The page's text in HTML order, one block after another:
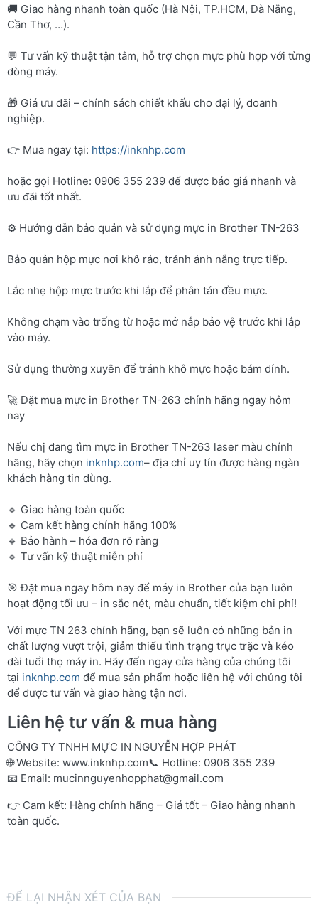
🚚 Giao hàng nhanh toàn quốc (Hà Nội, TP.HCM, Đà Nẵng,
Cần Thơ, …).
💬 Tư vấn kỹ thuật tận tâm, hỗ trợ chọn mực phù hợp với từng
dòng máy.
🎁 Giá ưu đãi – chính sách chiết khấu cho đại lý, doanh
nghiệp.
👉 Mua ngay tại: https://inknhp.com
hoặc gọi Hotline: 0906 355 239 để được báo giá nhanh và
ưu đãi tốt nhất.
⚙️ Hướng dẫn bảo quản và sử dụng mực in Brother TN-263
Bảo quản hộp mực nơi khô ráo, tránh ánh nắng trực tiếp.
Lắc nhẹ hộp mực trước khi lắp để phân tán đều mực.
Không chạm vào trống từ hoặc mở nắp bảo vệ trước khi lắp
vào máy.
Sử dụng thường xuyên để tránh khô mực hoặc bám dính.
🚀 Đặt mua mực in Brother TN-263 chính hãng ngay hôm
nay
Nếu chị đang tìm mực in Brother TN-263 laser màu chính
hãng, hãy chọn inknhp.com– địa chỉ uy tín được hàng ngàn
khách hàng tin dùng.
🔹 Giao hàng toàn quốc
🔹 Cam kết hàng chính hãng 100%
🔹 Bảo hành – hóa đơn rõ ràng
🔹 Tư vấn kỹ thuật miễn phí
🎯 Đặt mua ngay hôm nay để máy in Brother của bạn luôn
hoạt động tối ưu – in sắc nét, màu chuẩn, tiết kiệm chi phí!
Với mực TN 263 chính hãng, bạn sẽ luôn có những bản in
chất lượng vượt trội, giảm thiểu tình trạng trục trặc và kéo
dài tuổi thọ máy in. Hãy đến ngay cửa hàng của chúng tôi
tại inknhp.com để mua sản phẩm hoặc liên hệ với chúng tôi
để được tư vấn và giao hàng tận nơi.
Liên hệ tư vấn & mua hàng
CÔNG TY TNHH MỰC IN NGUYỄN HỢP PHÁT
🌐 Website: www.inknhp.com📞 Hotline: 0906 355 239
📧 Email: mucinnguyenhopphat@gmail.com
👉 Cam kết: Hàng chính hãng – Giá tốt – Giao hàng nhanh
toàn quốc.
ĐỂ LẠI NHẬN XÉT CỦA BẠN